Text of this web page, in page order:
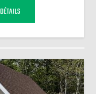
DÉTAILS